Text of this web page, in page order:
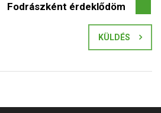
Fodrászként érdeklődöm
KÜLDÉS